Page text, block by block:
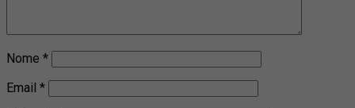
Nome *
Email *